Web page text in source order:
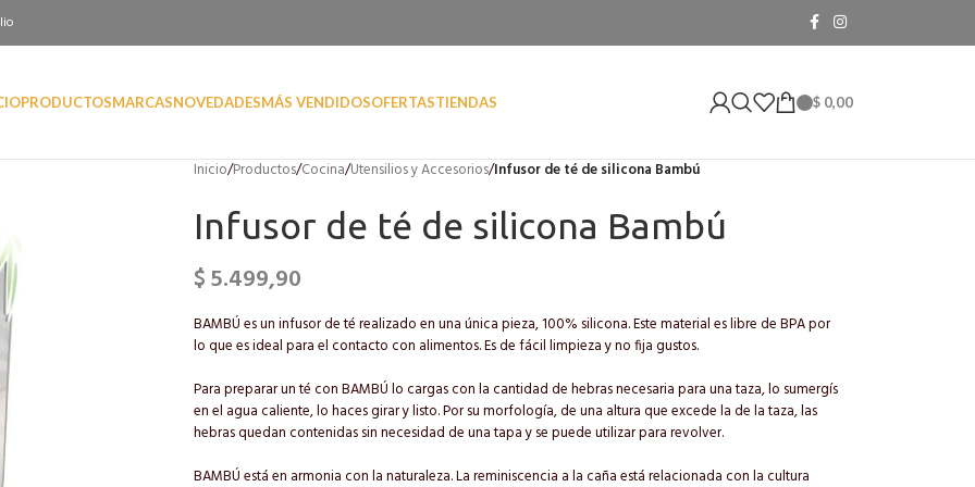
PRODUCTOSMARCASNOVEDADESMÁS VENDIDOSOFERTASTIENDAS $ 0,00
Inicio/Productos/Cocina/Utensilios y Accesorios/Infusor de té de silicona Bambú
Infusor de té de silicona Bambú
$5.499,90
BAMBÚ es un infusor de té realizado en una única pieza, 100% silicona. Este material es libre de BPA por
lo que es ideal para el contacto con alimentos. Es de fácil limpieza y no fija gustos.
Para preparar un té con BAMBÚ lo cargas con la cantidad de hebras necesaria para una taza, lo sumergís
en el agua caliente, lo haces girar y listo. Por su morfología, de una altura que excede la de la taza, las
hebras quedan contenidas sin necesidad de una tapa y se puede utilizar para revolver.
BAMBÚ está en armonia con la naturaleza. La reminiscencia a la caña está relacionada con la cultura